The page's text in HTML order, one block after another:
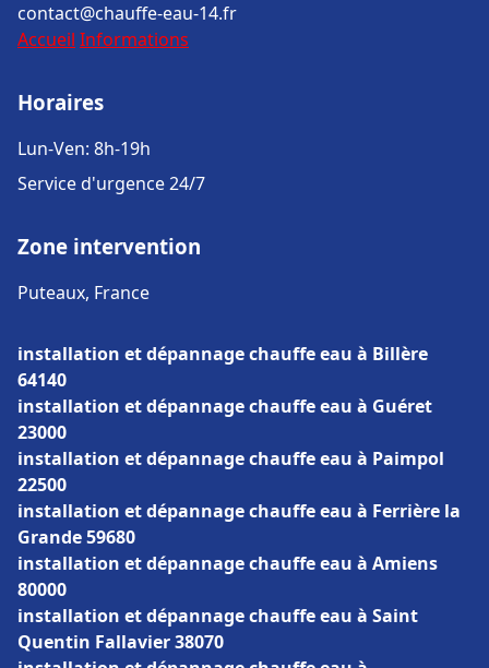
contact@chauffe-eau-14.fr
Accueil Informations
Horaires
Lun-Ven: 8h-19h
Service d'urgence 24/7
Zone intervention
Puteaux, France
installation et dépannage chauffe eau à Billère
64140
installation et dépannage chauffe eau à Guéret
23000
installation et dépannage chauffe eau à Paimpol
22500
installation et dépannage chauffe eau à Ferrière la
Grande 59680
installation et dépannage chauffe eau à Amiens
80000
installation et dépannage chauffe eau à Saint
Quentin Fallavier 38070